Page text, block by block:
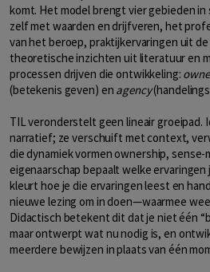
komt. Het model brengt vier gebieden
zelf met waarden en drijfveren, het
van het beroep, praktijkervaringen uit
theoretische inzichten uit literatuur en
processen drijven die ontwikkeling:
(betekenis geven) en agency
TIL veronderstelt geen lineair groeipad.
narratief; ze verschuift met context,
die dynamiek vormen ownership, sense-
eigenaarschap bepaalt welke
kleurt hoe je die ervaringen leest en
nieuwe lezing om in doen—waarmee
Didactisch betekent dit dat je niet één
maar ontwerpt wat nu nodig is, en
meerdere bewijzen in plaats van één